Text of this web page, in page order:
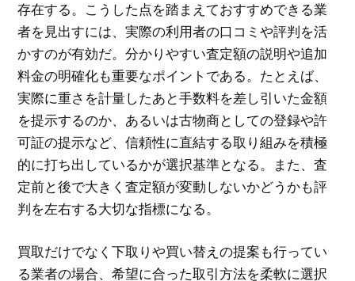
存在する。こうした点を踏まえておすすめできる業
者を見出すには、実際の利用者の口コミや評判を活
かすのが有効だ。分かりやすい査定額の説明や追加
料金の明確化も重要なポイントである。たとえば、
実際に重さを計量したあと手数料を差し引いた金額
を提示するのか、あるいは古物商としての登録や許
可証の提示など、信頼性に直結する取り組みを積極
的に打ち出しているかが選択基準となる。また、査
定前と後で大きく査定額が変動しないかどうかも評
判を左右する大切な指標になる。
買取だけでなく下取りや買い替えの提案も行ってい
る業者の場合、希望に合った取引方法を柔軟に選択